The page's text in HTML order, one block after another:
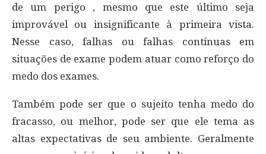
de um perigo , mesmo que este último seja
improvável ou insignificante à primeira vista.
Nesse caso, falhas ou falhas contínuas em
situações de exame podem atuar como reforço do
medo dos exames.
Também pode ser que o sujeito tenha medo do
fracasso, ou melhor, pode ser que ele tema as
altas expectativas de seu ambiente. Geralmente